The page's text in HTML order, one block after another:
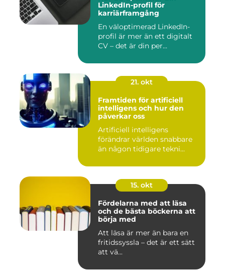
LinkedIn-profil för
karriärframgång
En väloptimerad LinkedIn-
profil är mer än ett digitalt
CV – det är din per...
21. okt
Framtiden för artificiell
intelligens och hur den
påverkar oss
Artificiell intelligens
förändrar världen snabbare
än någon tidigare tekni...
15. okt
Fördelarna med att läsa
och de bästa böckerna att
börja med
Att läsa är mer än bara en
fritidssyssla – det är ett sätt
att vä...